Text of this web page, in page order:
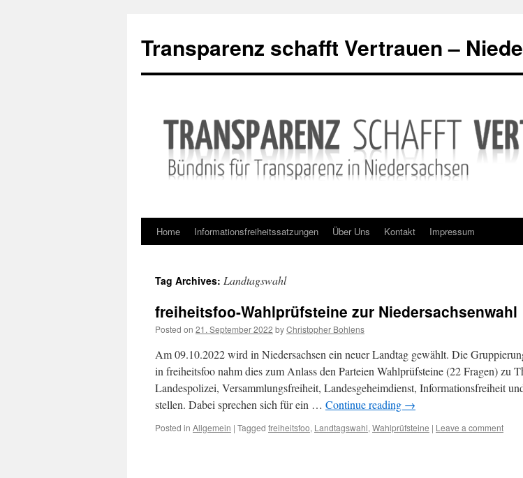
content
Transparenz schafft Vertrauen –
Home Informationsfreiheitssatzungen Über Uns Kontakt Impressum
Tag Archives: Landtagswahl
freiheitsfoo-Wahlprüfsteine zur Niedersachsenwahl
Posted on 21. September 2022 byChristopher Bohlens
Am 09.10.2022 wird in Niedersachsen ein neuer Landtag gewählt. Die
in freiheitsfoo nahm dies zum Anlass den Parteien Wahlprüfsteine (22 Fragen) zu
Landespolizei, Versammlungsfreiheit, Landesgeheimdienst, Informationsfreiheit
stellen. Dabei sprechen sich für ein … Continue reading →
Posted in Allgemein | Tagged freiheitsfoo, Landtagswahl, Wahlprüfsteine | Leave a comment